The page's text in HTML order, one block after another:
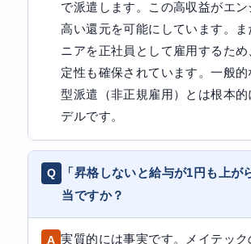
で派遣します。この高収益がエ
高い還元を可能にしています。ま
ニアを正社員として雇用するた
定性も確保されています。一般的
型派遣（非正規雇用）とは根本的
デルです。
「昇格しないと給与が1円も上が
当ですか？
実質的には事実です。メイテック